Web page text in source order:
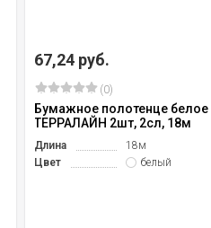
67,24 руб.
(0)
Бумажное полотенце белое
ТЕРРАЛАЙН 2шт, 2сл, 18м
Длина
18м
Цвет
белый